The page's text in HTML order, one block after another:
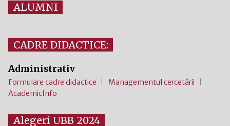
ALUMNI
CADRE DIDACTICE:
Administrativ
Formulare cadre didactice
Managementul cercetării
AcademicInfo
Alegeri UBB 2024